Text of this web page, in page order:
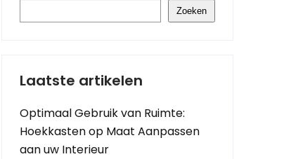
Zoeken
Laatste artikelen
Optimaal Gebruik van Ruimte:
Hoekkasten op Maat Aanpassen
aan uw Interieur